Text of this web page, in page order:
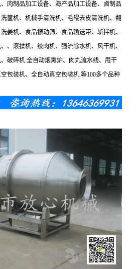
肉制品加工设备、海产品加工设备、卤制品
筐机、机械手清洗机、毛辊去皮清洗机、翻
姜机、食品振动筛、食品输送带、斩拌机、
、滚揉机、绞肉机、强流除水机、风干机、
破碎机.全自动烟熏炉、肉丸流水线、甩干
包装机、全自动真空包装机.等100多个品种